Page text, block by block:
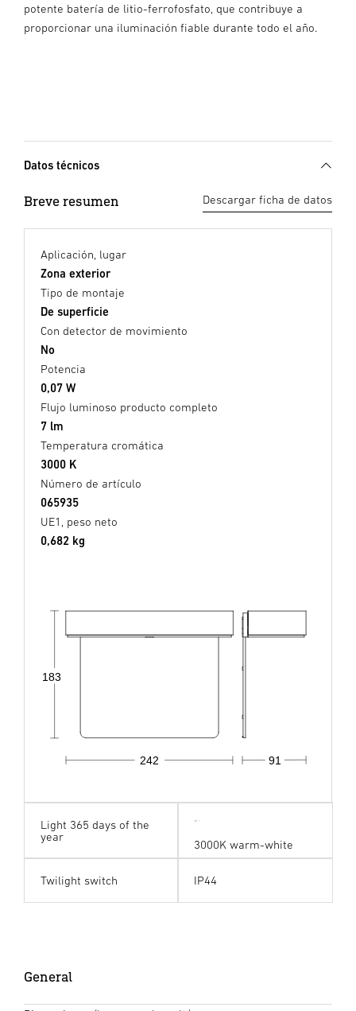
potente batería de litio-ferrofosfato, que contribuye a
proporcionar una iluminación fiable durante todo el año.
Datos técnicos
Breve resumen Descargar ficha de datos
Aplicación, lugar
Zona exterior
Tipo de montaje
De superficie
Con detector de movimiento
No
Potencia
0,07 W
Flujo luminoso producto completo
7 lm
Temperatura cromática
3000 K
Número de artículo
065935
UE1, peso neto
0,682 kg
242 91
183
Light 365 days of the
year
3000K warm-white
Twilight switch IP44
General